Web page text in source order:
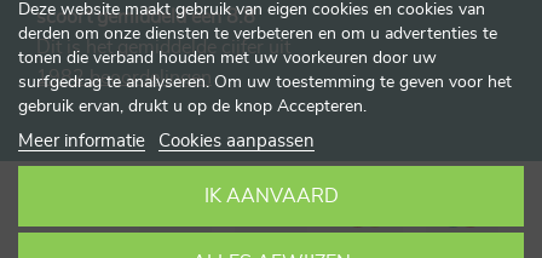
scoort gemiddeld een 8.8
Dit is het gemiddelde cijfer uit
1982 beoordelingen
Deze website maakt gebruik van eigen cookies en cookies van
derden om onze diensten te verbeteren en om u advertenties te
tonen die verband houden met uw voorkeuren door uw
surfgedrag te analyseren. Om uw toestemming te geven voor het
gebruik ervan, drukt u op de knop Accepteren.
Meer informatie Cookies aanpassen
IK AANVAARD